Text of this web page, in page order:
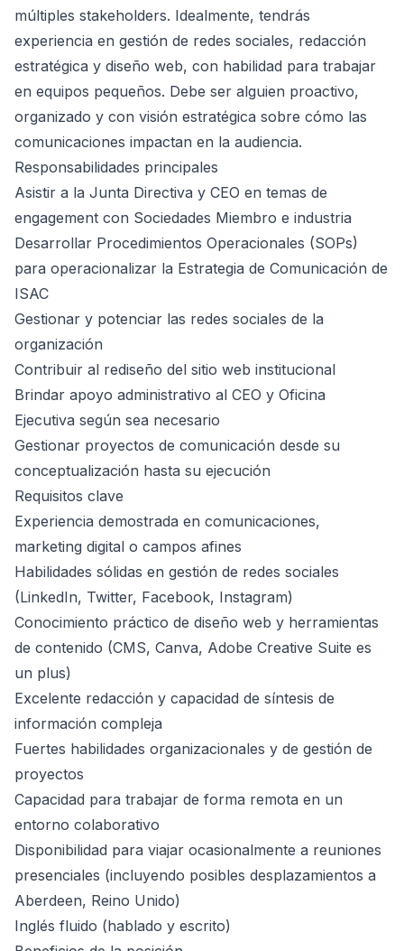
múltiples stakeholders. Idealmente, tendrás
experiencia en gestión de redes sociales, redacción
estratégica y diseño web, con habilidad para trabajar
en equipos pequeños. Debe ser alguien proactivo,
organizado y con visión estratégica sobre cómo las
comunicaciones impactan en la audiencia.
Responsabilidades principales
Asistir a la Junta Directiva y CEO en temas de
engagement con Sociedades Miembro e industria
Desarrollar Procedimientos Operacionales (SOPs)
para operacionalizar la Estrategia de Comunicación de
ISAC
Gestionar y potenciar las redes sociales de la
organización
Contribuir al rediseño del sitio web institucional
Brindar apoyo administrativo al CEO y Oficina
Ejecutiva según sea necesario
Gestionar proyectos de comunicación desde su
conceptualización hasta su ejecución
Requisitos clave
Experiencia demostrada en comunicaciones,
marketing digital o campos afines
Habilidades sólidas en gestión de redes sociales
(LinkedIn, Twitter, Facebook, Instagram)
Conocimiento práctico de diseño web y herramientas
de contenido (CMS, Canva, Adobe Creative Suite es
un plus)
Excelente redacción y capacidad de síntesis de
información compleja
Fuertes habilidades organizacionales y de gestión de
proyectos
Capacidad para trabajar de forma remota en un
entorno colaborativo
Disponibilidad para viajar ocasionalmente a reuniones
presenciales (incluyendo posibles desplazamientos a
Aberdeen, Reino Unido)
Inglés fluido (hablado y escrito)